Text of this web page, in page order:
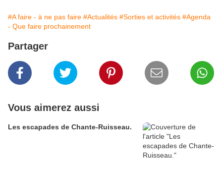
#A faire - à ne pas faire #Actualités #Sorties et activités #Agenda
- Que faire prochainement
Partager
Vous aimerez aussi
Les escapades de Chante-Ruisseau.